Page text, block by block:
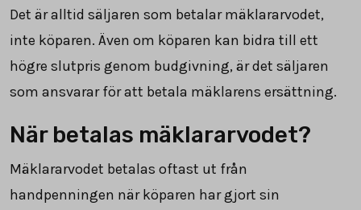
Det är alltid säljaren som betalar mäklararvodet,
inte köparen. Även om köparen kan bidra till ett
högre slutpris genom budgivning, är det säljaren
som ansvarar för att betala mäklarens ersättning.
När betalas mäklararvodet?
Mäklararvodet betalas oftast ut från
handpenningen när köparen har gjort sin